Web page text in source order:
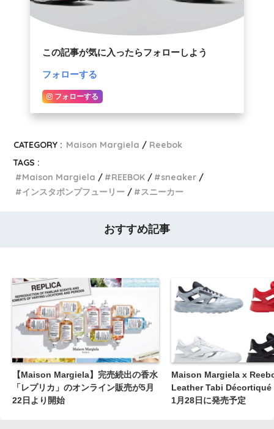
この記事が気に入ったらフォローしよう
フォローする
フォローする
CATEGORY : Maison Margiela
Reebok
TAGS :
Maison Margiela
REEBOK
sneaker
インスタポンプフューリー
スニーカー
おすすめ記事
【Maison Margiela】完売続出の香水
「レプリカ」のオンライン販売が5月
22日より開始
Maison Margiela x
Leather Tabi Décortiqué
1月28日に発売予定